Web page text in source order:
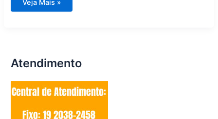
Conserto
de
Veja Mais »
Atendimento